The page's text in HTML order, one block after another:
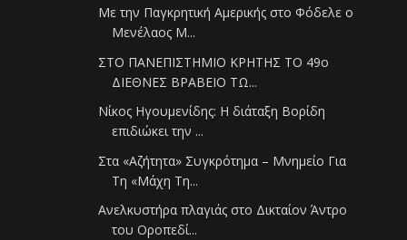
Με την Παγκρητική Αμερικής στο Φόδελε ο
Μενέλαος Μ...
ΣΤΟ ΠΑΝΕΠΙΣΤΗΜΙΟ ΚΡΗΤΗΣ ΤΟ 49ο
ΔΙΕΘΝΕΣ ΒΡΑΒΕΙΟ ΤΩ...
Νίκος Ηγουμενίδης: Η διάταξη Βορίδη
επιδιώκει την ...
Στα «Αζήτητα» Συγκρότημα – Μνημείο Για
Τη «Μάχη Τη...
Ανελκυστήρα πλαγιάς στο Δικταίον Άντρο
του Οροπεδί...